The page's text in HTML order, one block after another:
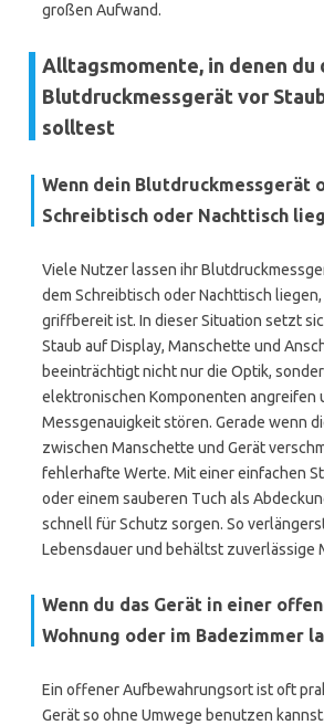
großen Aufwand.
Alltagsmomente, in denen du
Blutdruckmessgerät vor
solltest
Wenn dein Blutdruckmessgerät
Schreibtisch oder Nachttisch
Viele Nutzer lassen ihr
dem Schreibtisch oder Nachttisch
griffbereit ist. In dieser Situation setzt
Staub auf Display, Manschette und
beeinträchtigt nicht nur die Optik,
elektronischen Komponenten angreifen
Messgenauigkeit stören. Gerade wenn
zwischen Manschette und Gerät
fehlerhafte Werte. Mit einer einfachen
oder einem sauberen Tuch als
schnell für Schutz sorgen. So
Lebensdauer und behältst zuverlässige
Wenn du das Gerät in einer
Wohnung oder im Badezimmer
Ein offener Aufbewahrungsort ist oft
Gerät so ohne Umwege benutzen